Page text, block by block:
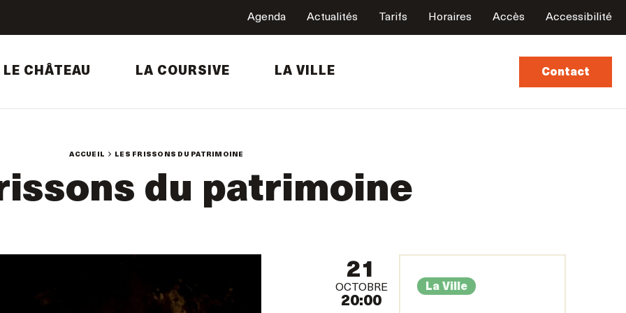
Agenda Actualités Tarifs Horaires Accès Accessibilité
LE CHÂTEAU LA COURSIVE LA VILLE Contact
ACCUEIL LES FRISSONS DU PATRIMOINE
du patrimoine
21
OCTOBRE
20:00
La Ville